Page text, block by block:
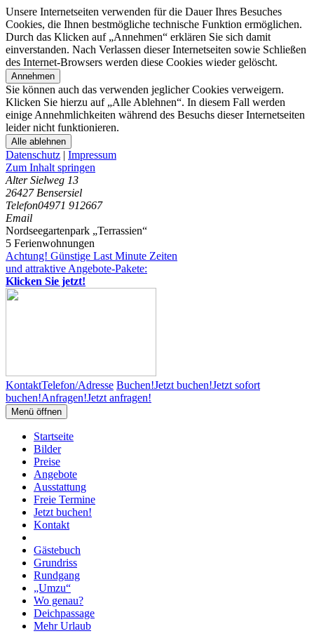
Unsere Internetseiten verwenden für die Dauer Ihres Besuches
Cookies, die Ihnen bestmögliche technische Funktion ermöglichen.
Durch das Klicken auf „Annehmen“ erklären Sie sich damit
einverstanden. Nach Verlassen dieser Internetseiten sowie Schließen
des Internet-Browsers werden diese Cookies wieder gelöscht.
Annehmen
Sie können auch das verwenden jeglicher Cookies verweigern.
Klicken Sie hierzu auf „Alle Ablehnen“. In diesem Fall werden
einige Annehmlichkeiten während des Besuchs dieser Internetseiten
leider nicht funktionieren.
Alle ablehnen
Datenschutz | Impressum
Zum Inhalt springen
Alter Sielweg 13
26427 Bensersiel
Telefon04971 912667
Email
Nordseegartenpark „Terrassien“
5 Ferienwohnungen
Achtung! Günstige Last Minute Zeiten
und attraktive Angebote-Pakete:
Klicken Sie jetzt!
KontaktTelefon/Adresse Buchen!Jetzt buchen!Jetzt sofort
buchen!Anfragen!Jetzt anfragen!
Menü öffnen
Startseite
Bilder
Preise
Angebote
Ausstattung
Freie Termine
Jetzt buchen!
Kontakt
Gästebuch
Grundriss
Rundgang
„Umzu“
Wo genau?
Deichpassage
Mehr Urlaub